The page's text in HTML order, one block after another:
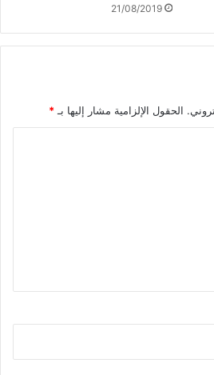
21/08/2019
الحقول الإلزامية مشار إليها بـ *